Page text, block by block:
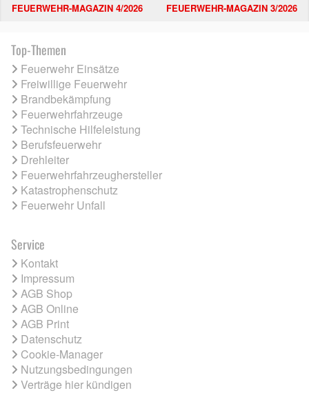
FEUERWEHR-MAGAZIN 4/2026 FEUERWEHR-MAGAZIN 3/2026
Top-Themen
Feuerwehr Einsätze
Freiwillige Feuerwehr
Brandbekämpfung
Feuerwehrfahrzeuge
Technische Hilfeleistung
Berufsfeuerwehr
Drehleiter
Feuerwehrfahrzeughersteller
Katastrophenschutz
Feuerwehr Unfall
Service
Kontakt
Impressum
AGB Shop
AGB Online
AGB Print
Datenschutz
Cookie-Manager
Nutzungsbedingungen
Verträge hier kündigen